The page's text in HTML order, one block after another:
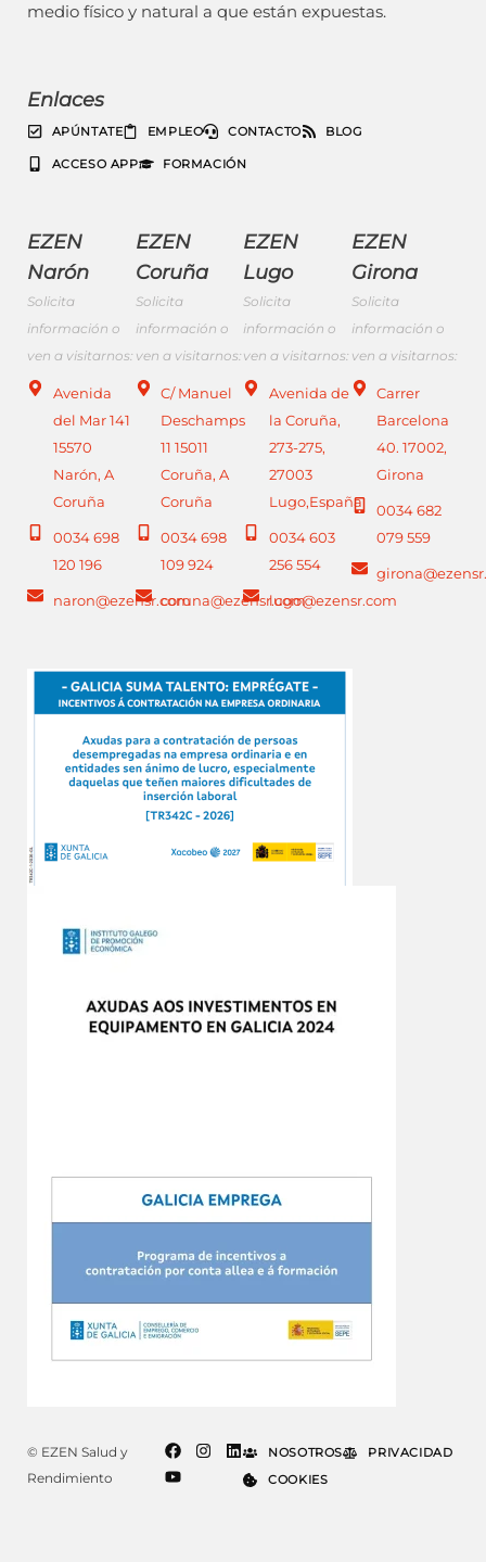
medio físico y natural a que están expuestas.
Enlaces
APÚNTATE EMPLEO CONTACTO BLOG
ACCESO APP FORMACIÓN
EZEN
Narón
Solicita
información o
ven a visitarnos:
Avenida
del Mar 141
15570
Narón, A
Coruña
0034 698
120 196
naron@ezensr.com
EZEN
Coruña
Solicita
información o
ven a visitarnos:
C/ Manuel
Deschamps
11 15011
Coruña, A
Coruña
0034 698
109 924
coruna@ezensr.com
EZEN
Lugo
Solicita
información o
ven a visitarnos:
Avenida de
la Coruña,
273-275,
27003
Lugo,España
0034 603
256 554
lugo@ezensr.com
EZEN
Girona
Solicita
información o
ven a visitarnos:
Carrer
Barcelona
40. 17002,
Girona
0034 682
079 559
© EZEN Salud y
Rendimiento
NOSOTROS
PRIVACIDAD
COOKIES